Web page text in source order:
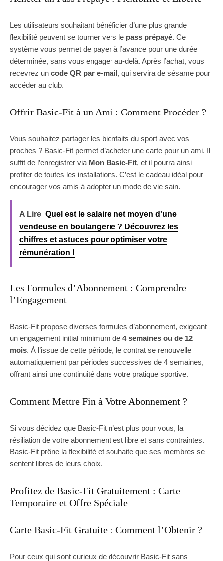
Les utilisateurs souhaitant bénéficier d’une plus grande
flexibilité peuvent se tourner vers le pass prépayé. Ce
système vous permet de payer à l’avance pour une durée
déterminée, sans vous engager au-delà. Après l’achat, vous
recevrez un code QR par e-mail, qui servira de sésame pour
accéder au club.
Offrir Basic-Fit à un Ami : Comment Procéder ?
Vous souhaitez partager les bienfaits du sport avec vos
proches ? Basic-Fit permet d’acheter une carte pour un ami. Il
suffit de l’enregistrer via Mon Basic-Fit, et il pourra ainsi
profiter de toutes les installations. C’est le cadeau idéal pour
encourager vos amis à adopter un mode de vie sain.
A Lire Quel est le salaire net moyen d'une
vendeuse en boulangerie ? Découvrez les
chiffres et astuces pour optimiser votre
rémunération !
Les Formules d’Abonnement : Comprendre
l’Engagement
Basic-Fit propose diverses formules d’abonnement, exigeant
un engagement initial minimum de 4 semaines ou de 12
mois. À l’issue de cette période, le contrat se renouvelle
automatiquement par périodes successives de 4 semaines,
offrant ainsi une continuité dans votre pratique sportive.
Comment Mettre Fin à Votre Abonnement ?
Si vous décidez que Basic-Fit n’est plus pour vous, la
résiliation de votre abonnement est libre et sans contraintes.
Basic-Fit prône la flexibilité et souhaite que ses membres se
sentent libres de leurs choix.
Profitez de Basic-Fit Gratuitement : Carte
Temporaire et Offre Spéciale
Carte Basic-Fit Gratuite : Comment l’Obtenir ?
Pour ceux qui sont curieux de découvrir Basic-Fit sans